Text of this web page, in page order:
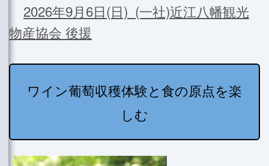
2026年9月6日(日) (一社)近江八幡観光
物産協会 後援
ワイン葡萄収穫体験と食の原点を楽
しむ